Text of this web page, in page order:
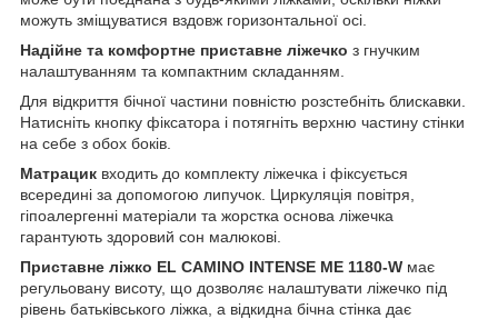
можуть зміщуватися вздовж горизонтальної осі.
Надійне та комфортне приставне ліжечко з гнучким
налаштуванням та компактним складанням.
Для відкриття бічної частини повністю розстебніть блискавки.
Натисніть кнопку фіксатора і потягніть верхню частину стінки
на себе з обох боків.
Матрацик входить до комплекту ліжечка і фіксується
всередині за допомогою липучок. Циркуляція повітря,
гіпоалергенні матеріали та жорстка основа ліжечка
гарантують здоровий сон малюкові.
Приставне ліжко EL CAMINO INTENSE ME 1180-W має
регульовану висоту, що дозволяє налаштувати ліжечко під
рівень батьківського ліжка, а відкидна бічна стінка дає